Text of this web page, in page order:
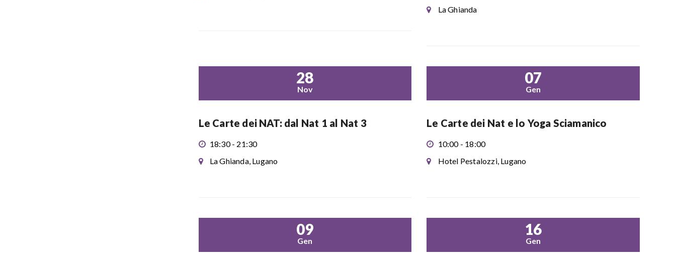
La Ghianda
28
Nov
Le Carte dei NAT: dal Nat 1 al Nat 3
18:30 - 21:30
La Ghianda, Lugano
07
Gen
Le Carte dei Nat e lo Yoga Sciamanico
10:00 - 18:00
Hotel Pestalozzi, Lugano
09
Gen
16
Gen